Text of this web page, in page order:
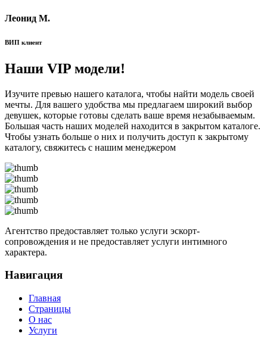
Леонид М.
ВИП клиент
Наши VIP модели!
Изучите превью нашего каталога, чтобы найти модель своей
мечты. Для вашего удобства мы предлагаем широкий выбор
девушек, которые готовы сделать ваше время незабываемым.
Большая часть наших моделей находится в закрытом каталоге.
Чтобы узнать больше о них и получить доступ к закрытому
каталогу, свяжитесь с нашим менеджером
Агентство предоставляет только услуги эскорт-
сопровождения и не предоставляет услуги интимного
характера.
Навигация
Главная
Страницы
О нас
Услуги